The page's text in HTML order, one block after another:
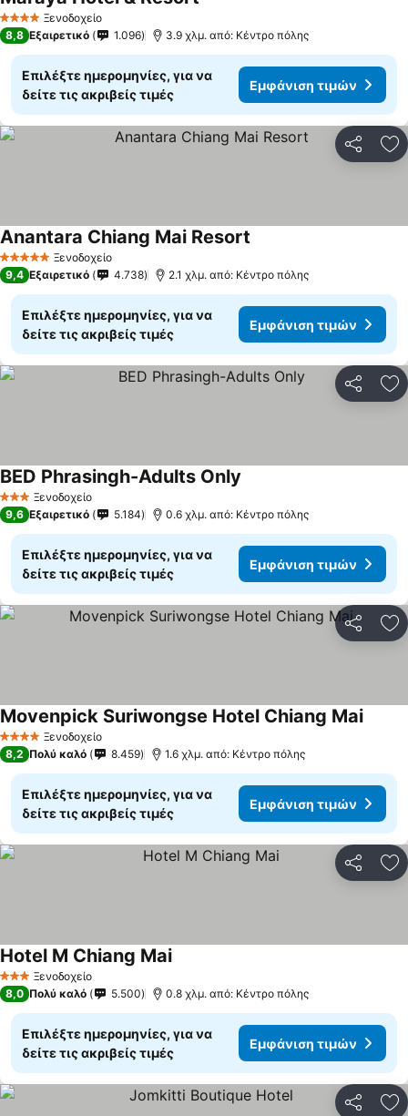
4 ΑστέριαΞενοδοχείο
8,8 Εξαιρετικό 1.096 3.9 χλμ. από: Κέντρο πόλης
Επιλέξτε ημερομηνίες, για να
δείτε τις ακριβείς τιμές
Εμφάνιση τιμών
5 Αστέρια Ξενοδοχείο
Anantara Chiang Mai Resort
9,4 Εξαιρετικό 4.738 2.1 χλμ. από: Κέντρο πόλης
Επιλέξτε ημερομηνίες, για να
δείτε τις ακριβείς τιμές
Εμφάνιση τιμών
3 ΑστέριαΞενοδοχείο
BED Phrasingh-Adults Only
9,6 Εξαιρετικό 5.184 0.6 χλμ. από: Κέντρο πόλης
Επιλέξτε ημερομηνίες, για να
δείτε τις ακριβείς τιμές
Εμφάνιση τιμών
4 ΑστέριαΞενοδοχείο
Movenpick Suriwongse Hotel Chiang Mai
8,2 Πολύ καλό 8.459 1.6 χλμ. από: Κέντρο πόλης
Επιλέξτε ημερομηνίες, για να
δείτε τις ακριβείς τιμές
Εμφάνιση τιμών
3 ΑστέριαΞενοδοχείο
Hotel M Chiang Mai
8,0 Πολύ καλό 5.500 0.8 χλμ. από: Κέντρο πόλης
Επιλέξτε ημερομηνίες, για να
δείτε τις ακριβείς τιμές
Εμφάνιση τιμών